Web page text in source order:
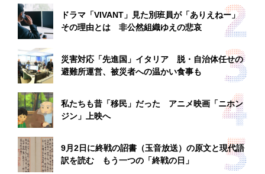
ドラマ「VIVANT」見た別班員が「ありえねー」
その理由とは 非公然組織ゆえの悲哀
災害対応「先進国」イタリア 脱・自治体任せの
避難所運営、被災者への温かい食事も
私たちも昔「移民」だった アニメ映画「ニホン
ジン」上映へ
9月2日に終戦の詔書（玉音放送）の原文と現代語
訳を読む もう一つの「終戦の日」